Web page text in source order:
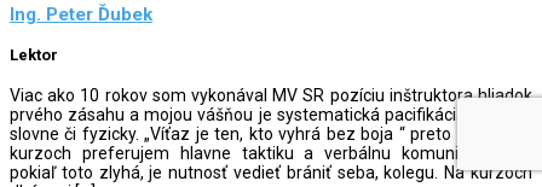
Ing. Peter Ďubek
Lektor
Viac ako 10 rokov som vykonával MV SR pozíciu inštruktora hliadok
prvého zásahu a mojou vášňou je systematická pacifikácia osoby –
slovne či fyzicky. „Víťaz je ten, kto vyhrá bez boja “ preto na mojich
kurzoch preferujem hlavne taktiku a verbálnu komunikáciu….no
pokiaľ toto zlyhá, je nutnosť vedieť brániť seba, kolegu. Na kurzoch